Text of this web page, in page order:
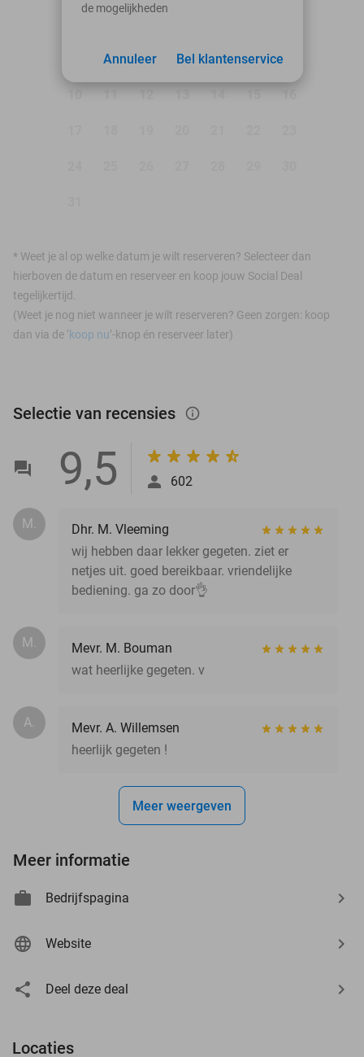
4 5 6 7 8
* Weet je al op welke datum je wilt reserveren? Selecteer dan
hierboven de datum en reserveer en koop jouw Social Deal
tegelijkertijd.
(Weet je nog niet wanneer je wilt reserveren? Geen zorgen: koop
dan via de ‘koop nu’-knop én reserveer later)
de mogelijkheden
Bel klantenservice
Annuleer
Selectie van recensies info_outlined
9,5 602
M.
Dhr. M. Vleeming
wij hebben daar lekker gegeten. ziet er
netjes uit. goed bereikbaar. vriendelijke
bediening. ga zo door👌
M.
Mevr. M. Bouman
wat heerlijke gegeten. v
A.
Mevr. A. Willemsen
heerlijk gegeten !
Meer weergeven
Meer informatie
Bedrijfspagina
Website
Deel deze deal
Locaties